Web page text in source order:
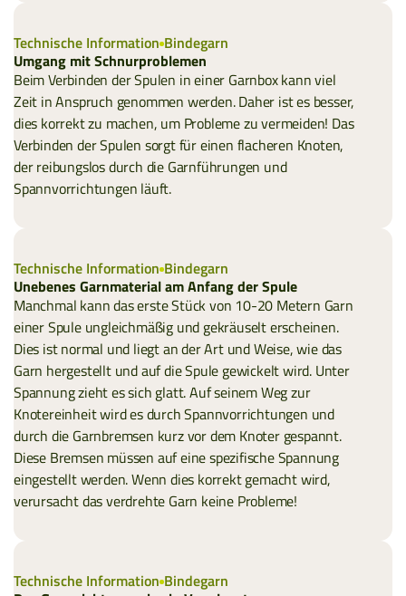
Technische Information Bindegarn
Umgang mit Schnurproblemen
Beim Verbinden der Spulen in einer Garnbox kann viel
Zeit in Anspruch genommen werden. Daher ist es besser,
dies korrekt zu machen, um Probleme zu vermeiden! Das
Verbinden der Spulen sorgt für einen flacheren Knoten,
der reibungslos durch die Garnführungen und
Spannvorrichtungen läuft.
Technische Information Bindegarn
Unebenes Garnmaterial am Anfang der Spule
Manchmal kann das erste Stück von 10-20 Metern Garn
einer Spule ungleichmäßig und gekräuselt erscheinen.
Dies ist normal und liegt an der Art und Weise, wie das
Garn hergestellt und auf die Spule gewickelt wird. Unter
Spannung zieht es sich glatt. Auf seinem Weg zur
Knotereinheit wird es durch Spannvorrichtungen und
durch die Garnbremsen kurz vor dem Knoter gespannt.
Diese Bremsen müssen auf eine spezifische Spannung
eingestellt werden. Wenn dies korrekt gemacht wird,
verursacht das verdrehte Garn keine Probleme!
Technische Information Bindegarn